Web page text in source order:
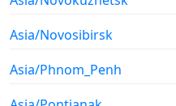
Asia/Novosibirsk
Asia/Phnom_Penh